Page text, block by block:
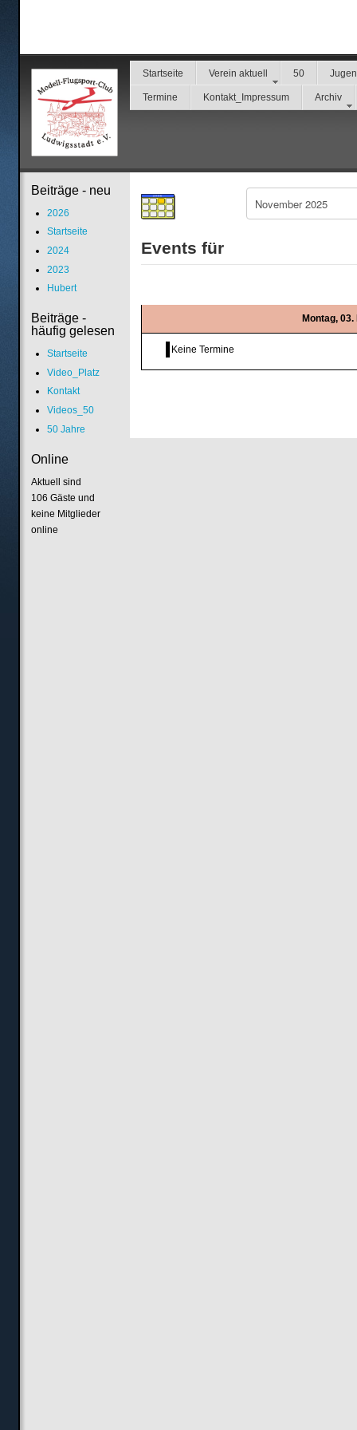
Startseite Verein aktuell 50
Termine Kontakt_Impressum Archiv
Events für
Montag,
Keine Termine
Beiträge - neu
2026
Startseite
2024
2023
Hubert
Beiträge -
häufig gelesen
Startseite
Video_Platz
Kontakt
Videos_50
50 Jahre
Online
Aktuell sind
106 Gäste und
keine Mitglieder
online